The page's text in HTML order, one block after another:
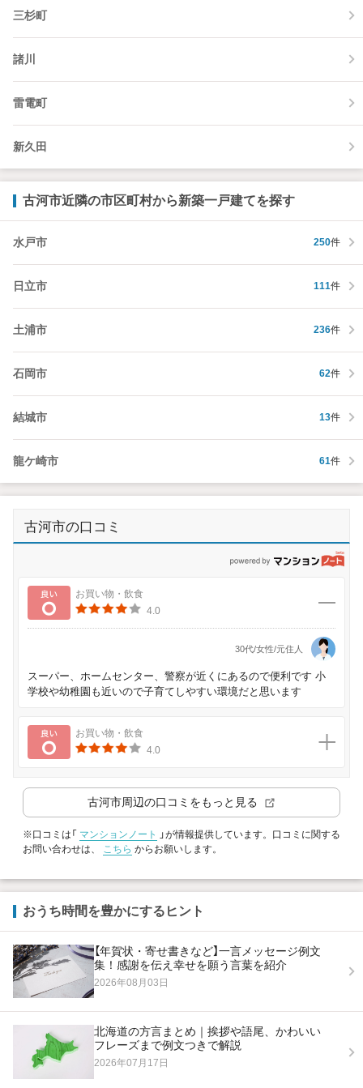
三杉町
諸川
雷電町
新久田
古河市近隣の市区町村から新築一戸建てを探す
水戸市 250件
日立市 111件
土浦市 236件
石岡市 62件
結城市 13件
龍ケ崎市 61件
古河市の口コミ
良い
お買い物・飲食
4.0
30代/女性/元住人
スーパー、ホームセンター、警察が近くにあるので便利です 小
学校や幼稚園も近いので子育てしやすい環境だと思います
良い
お買い物・飲食
4.0
古河市周辺の口コミをもっと見る
※口コミは「 マンションノート
」が情報提供しています。口コミに関する
お問い合わせは、
こちら からお願いします。
おうち時間を豊かにするヒント
【年賀状・寄せ書きなど】一言メッセージ例文
集！感謝を伝え幸せを願う言葉を紹介
2026年08月03日
北海道の方言まとめ｜挨拶や語尾、かわいい
フレーズまで例文つきで解説
2026年07月17日